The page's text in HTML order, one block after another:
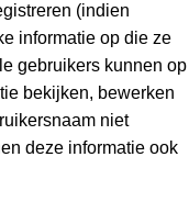
(indien
informatie op die ze
gebruikers kunnen op
bekijken, bewerken
niet
deze informatie ook